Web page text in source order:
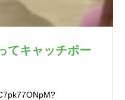
てキャッチボー